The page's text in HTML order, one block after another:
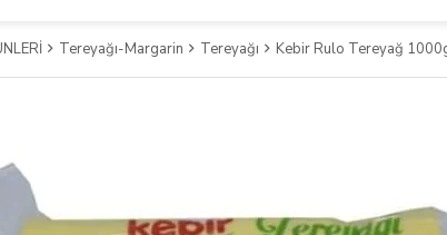
Tereyağı-Margarin Tereyağı Kebir Rulo Tereyağ